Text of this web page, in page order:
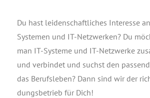
Du hast lei­den­schaft­li­ches Inter­es­se
Sys­te­men und IT-Netz­wer­ken? Du
man IT-Sys­te­me und IT-Netz­wer­ke
und ver­bin­det und suchst den
das Berufs­le­ben? Dann sind wir der
dungs­be­trieb für Dich!